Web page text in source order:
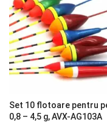
Set 10 flotoare pentru
0,8 – 4,5 g, AVX-AG103A